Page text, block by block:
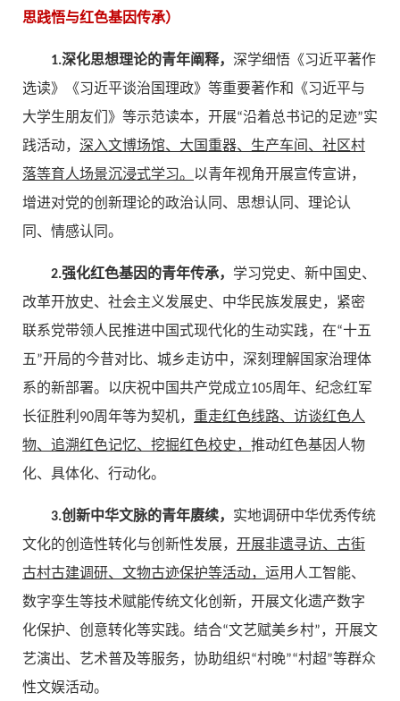
思践悟与红色基因传承）
1.深化思想理论的青年阐释， 深学细悟《习近平著作
选读》《习近平谈治国理政》等重要著作和《习近平与
大学生朋友们》等示范读本，开展“沿着总书记的足迹”实
践活动， 深入文博场馆、大国重器、生产车间、社区村
落等育人场景沉浸式学习。 以青年视角开展宣传宣讲，
增进对党的创新理论的政治认同、思想认同、理论认
同、情感认同。
2.强化红色基因的青年传承， 学习党史、新中国史、
改革开放史、社会主义发展史、中华民族发展史，紧密
联系党带领人民推进中国式现代化的生动实践，在“十五
五”开局的今昔对比、城乡走访中，深刻理解国家治理体
系的新部署。以庆祝中国共产党成立105周年、纪念红军
长征胜利90周年等为契机， 重走红色线路、访谈红色人
物、追溯红色记忆、挖掘红色校史， 推动红色基因人物
化、具体化、行动化。
3.创新中华文脉的青年赓续， 实地调研中华优秀传统
文化的创造性转化与创新性发展， 开展非遗寻访、古街
古村古建调研、文物古迹保护等活动， 运用人工智能、
数字孪生等技术赋能传统文化创新，开展文化遗产数字
化保护、创意转化等实践。结合“文艺赋美乡村”，开展文
艺演出、艺术普及等服务，协助组织“村晚”“村超”等群众
性文娱活动。